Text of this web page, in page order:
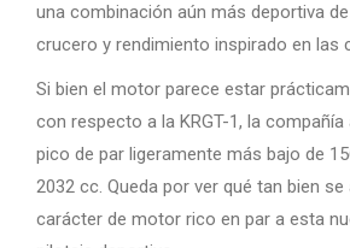
una combinación aún más deportiva
crucero y rendimiento inspirado en las
Si bien el motor parece estar
con respecto a la KRGT-1, la
pico de par ligeramente más bajo de
2032 cc. Queda por ver qué tan bien se
carácter de motor rico en par a esta